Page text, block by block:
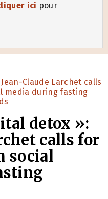
ici pour
detox »:
calls for
social